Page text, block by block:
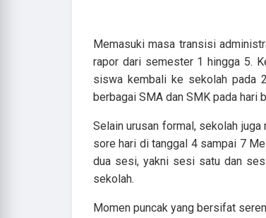
Memasuki masa transisi
rapor dari semester 1 hingga 5.
siswa kembali ke sekolah pada
berbagai SMA dan SMK pada hari
Selain urusan formal, sekolah
sore hari di tanggal 4 sampai 7
dua sesi, yakni sesi satu dan
sekolah.
Momen puncak yang bersifat